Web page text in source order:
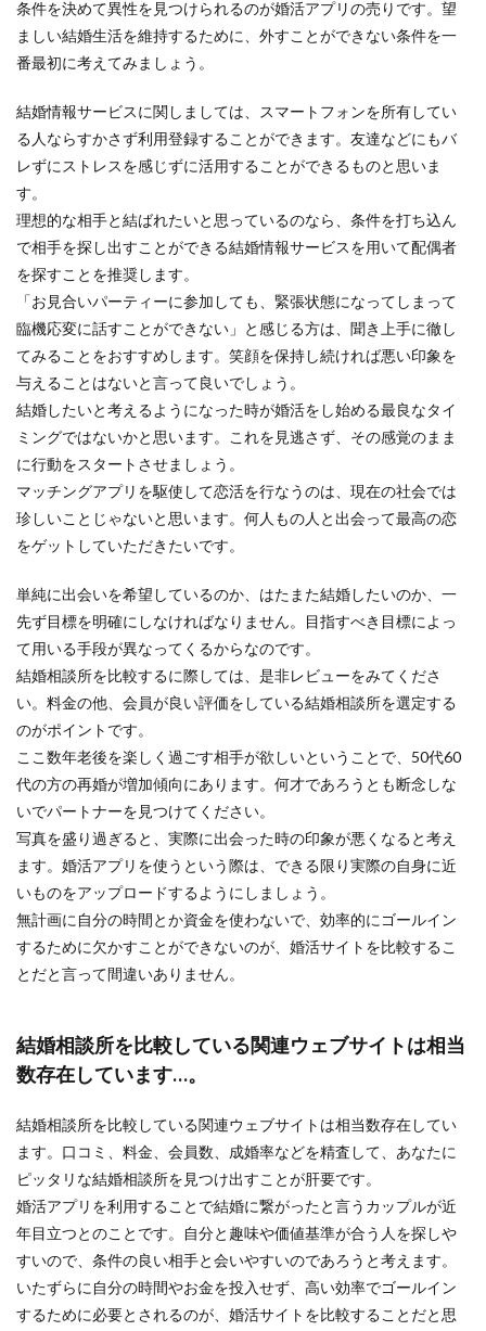
条件を決めて異性を見つけられるのが婚活アプリの売りです。望
ましい結婚生活を維持するために、外すことができない条件を一
番最初に考えてみましょう。
結婚情報サービスに関しましては、スマートフォンを所有してい
る人ならすかさず利用登録することができます。友達などにもバ
レずにストレスを感じずに活用することができるものと思いま
す。
理想的な相手と結ばれたいと思っているのなら、条件を打ち込ん
で相手を探し出すことができる結婚情報サービスを用いて配偶者
を探すことを推奨します。
「お見合いパーティーに参加しても、緊張状態になってしまって
臨機応変に話すことができない」と感じる方は、聞き上手に徹し
てみることをおすすめします。笑顔を保持し続ければ悪い印象を
与えることはないと言って良いでしょう。
結婚したいと考えるようになった時が婚活をし始める最良なタイ
ミングではないかと思います。これを見逃さず、その感覚のまま
に行動をスタートさせましょう。
マッチングアプリを駆使して恋活を行なうのは、現在の社会では
珍しいことじゃないと思います。何人もの人と出会って最高の恋
をゲットしていただきたいです。
単純に出会いを希望しているのか、はたまた結婚したいのか、一
先ず目標を明確にしなければなりません。目指すべき目標によっ
て用いる手段が異なってくるからなのです。
結婚相談所を比較するに際しては、是非レビューをみてくださ
い。料金の他、会員が良い評価をしている結婚相談所を選定する
のがポイントです。
ここ数年老後を楽しく過ごす相手が欲しいということで、50代60
代の方の再婚が増加傾向にあります。何才であろうとも断念しな
いでパートナーを見つけてください。
写真を盛り過ぎると、実際に出会った時の印象が悪くなると考え
ます。婚活アプリを使うという際は、できる限り実際の自身に近
いものをアップロードするようにしましょう。
無計画に自分の時間とか資金を使わないで、効率的にゴールイン
するために欠かすことができないのが、婚活サイトを比較するこ
とだと言って間違いありません。
結婚相談所を比較している関連ウェブサイトは相当
数存在しています…。
結婚相談所を比較している関連ウェブサイトは相当数存在してい
ます。口コミ、料金、会員数、成婚率などを精査して、あなたに
ピッタリな結婚相談所を見つけ出すことが肝要です。
婚活アプリを利用することで結婚に繋がったと言うカップルが近
年目立つとのことです。自分と趣味や価値基準が合う人を探しや
すいので、条件の良い相手と会いやすいのであろうと考えます。
いたずらに自分の時間やお金を投入せず、高い効率でゴールイン
するために必要とされるのが、婚活サイトを比較することだと思